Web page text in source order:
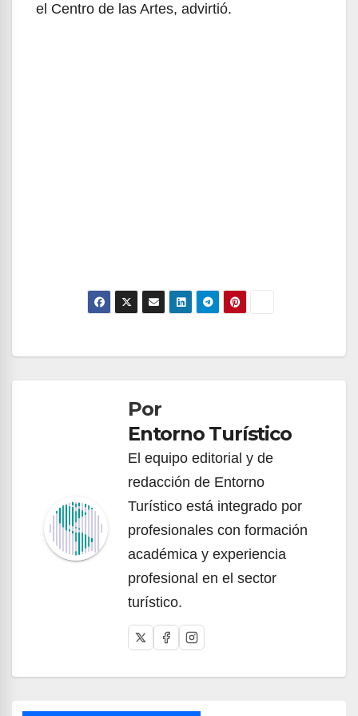
el Centro de las Artes, advirtió.
Navegación
entradasPor
Entorno Turístico
El equipo editorial y de
redacción de Entorno
Turístico está integrado por
profesionales con formación
académica y experiencia
profesional en el sector
turístico.